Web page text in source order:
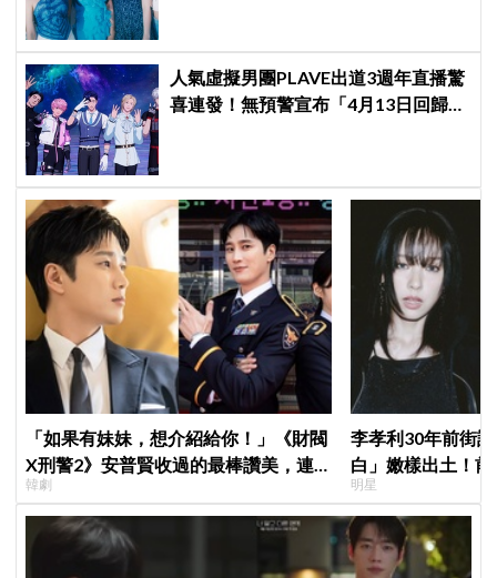
人氣虛擬男團PLAVE出道3週年直播驚
喜連發！無預警宣布「4月13日回歸」
「如果有妹妹，想介紹給你！」《財閥
X刑警2》安普賢收過的最棒讚美，連
哥哥們都認證的好品格～
韓劇
李孝利30年前街
白」嫩樣出土！
傳奇
明星